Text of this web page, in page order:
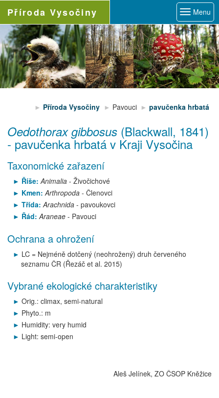
Příroda Vysočiny Menu
Příroda Vysočiny Pavouci pavučenka hrbatá
Oedothorax gibbosus (Blackwall, 1841)
- pavučenka hrbatá v Kraji Vysočina
Taxonomické zařazení
Říše: Animalia- Živočichové
Kmen: Arthropoda- Členovci
Třída:Arachnida- pavoukovci
Řád:Araneae- Pavouci
Ochrana a ohrožení
LC = Nejméně dotčený (neohrožený) druh červeného
seznamu ČR (Řezáč et al. 2015)
Vybrané ekologické charakteristiky
Orig.: climax, semi-natural
Phyto.: m
Humidity: very humid
Light: semi-open
Aleš Jelínek, ZO ČSOP Kněžice